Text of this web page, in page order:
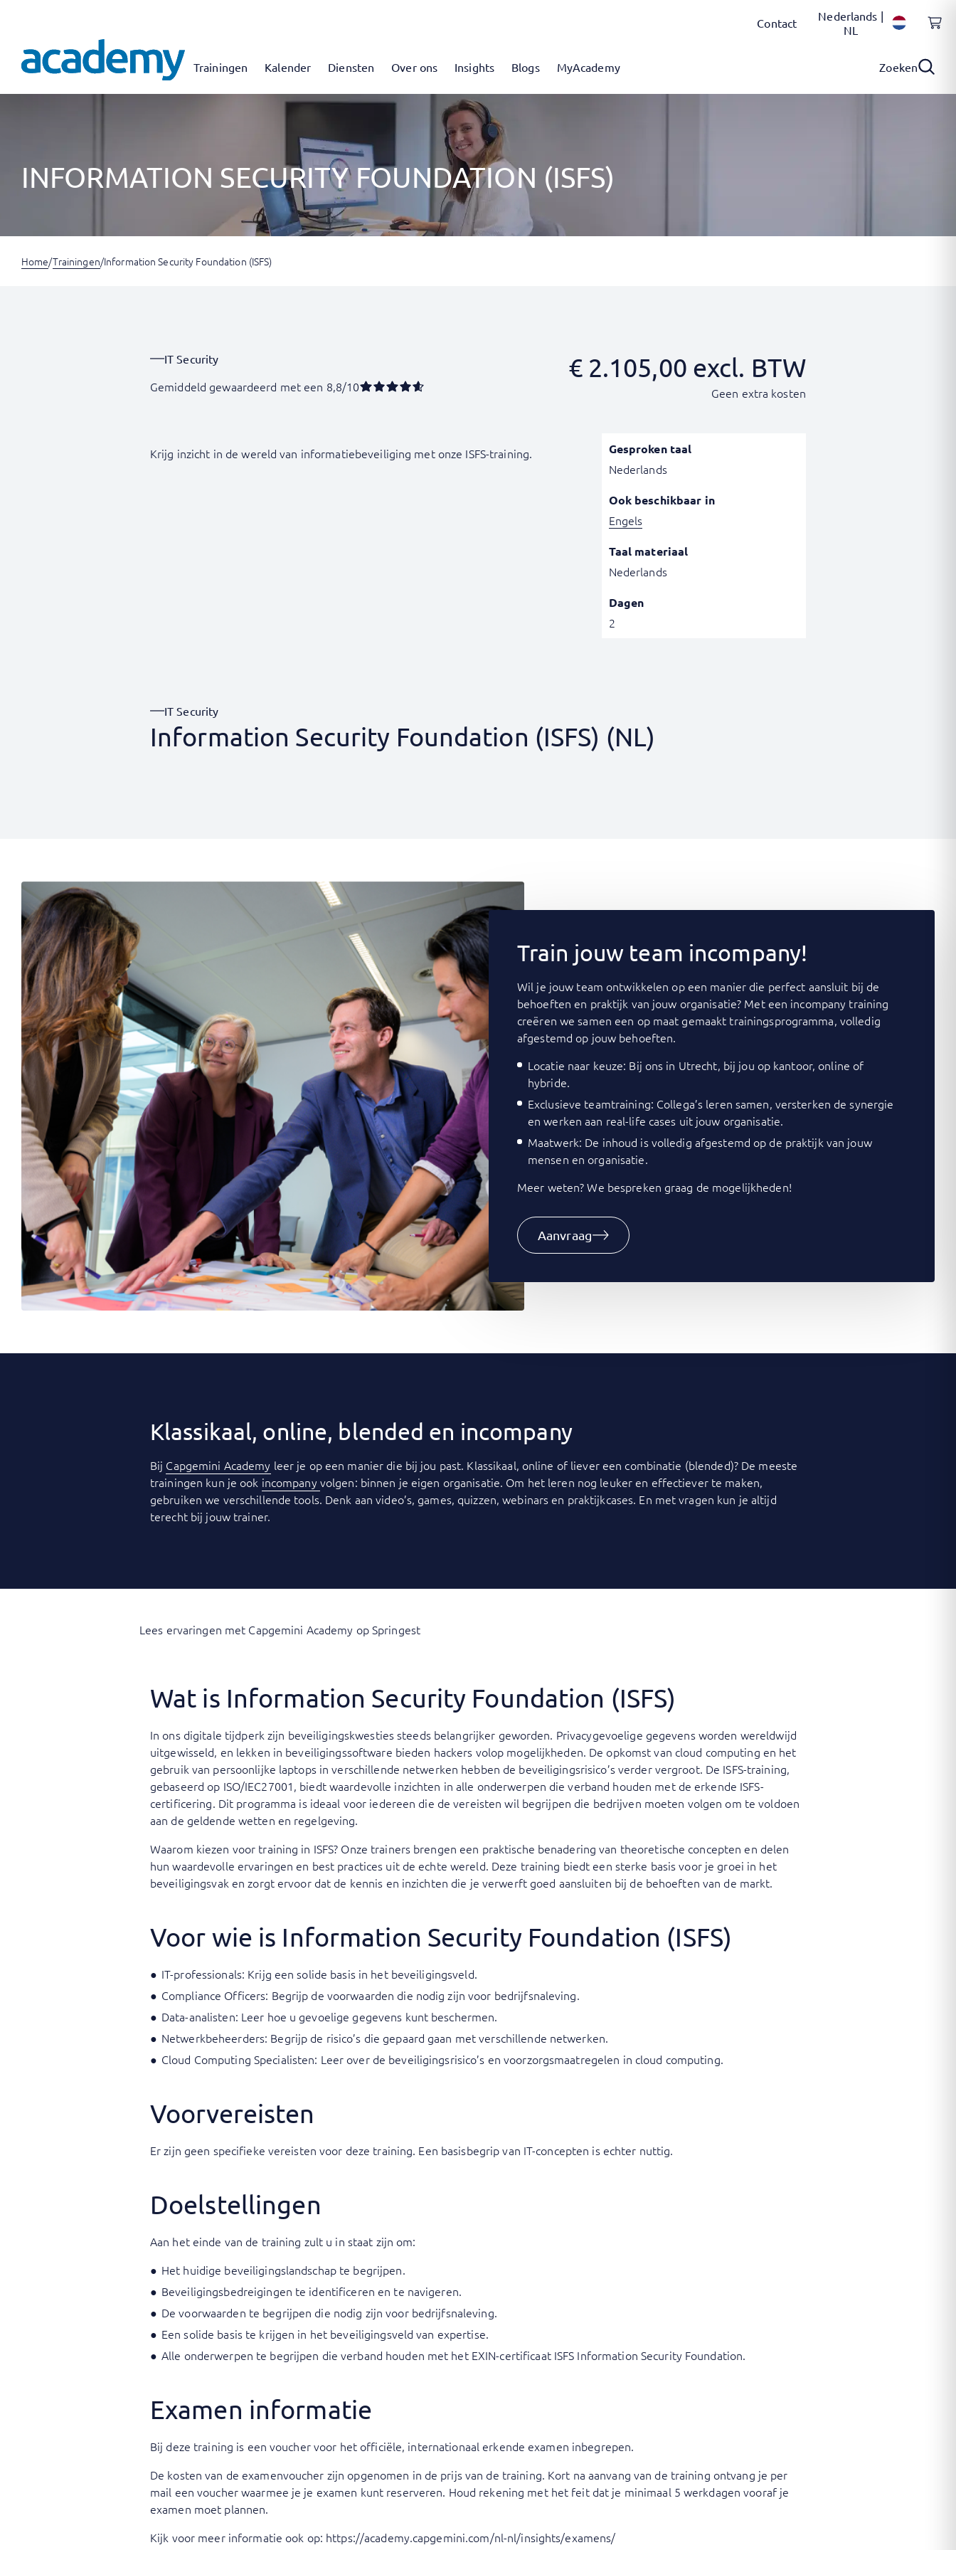
Contact
Nederlands |
NL
Trainingen Kalender Diensten Over ons Insights Blogs MyAcademy Zoeken
INFORMATION SECURITY FOUNDATION (ISFS)
Home/Trainingen/Information Security Foundation (ISFS)
IT Security
Gemiddeld gewaardeerd met een 8,8/10
€2.105,00 excl. BTW
Geen extra kosten
Krijg inzicht in de wereld van informatiebeveiliging met onze ISFS-training. Gesproken taal
Nederlands
Ook beschikbaar in
Engels
Taal materiaal
Nederlands
Dagen
2
IT Security
Information Security Foundation (ISFS) (NL)
Train jouw team incompany!
Wil je jouw team ontwikkelen op een manier die perfect aansluit bij de
behoeften en praktijk van jouw organisatie? Met een incompany training
creëren we samen een op maat gemaakt trainingsprogramma, volledig
afgestemd op jouw behoeften.
Locatie naar keuze: Bij ons in Utrecht, bij jou op kantoor, online of
hybride.
Exclusieve teamtraining: Collega’s leren samen, versterken de synergie
en werken aan real-life cases uit jouw organisatie.
Maatwerk: De inhoud is volledig afgestemd op de praktijk van jouw
mensen en organisatie.
Meer weten? We bespreken graag de mogelijkheden!
Aanvraag
Klassikaal, online, blended en incompany
Bij Capgemini Academy leer je op een manier die bij jou past. Klassikaal, online of liever een combinatie (blended)? De meeste
trainingen kun je ook incompany volgen: binnen je eigen organisatie. Om het leren nog leuker en effectiever te maken,
gebruiken we verschillende tools. Denk aan video’s, games, quizzen, webinars en praktijkcases. En met vragen kun je altijd
terecht bij jouw trainer.
Lees ervaringen met Capgemini Academy op Springest
Wat is Information Security Foundation (ISFS)
In ons digitale tijdperk zijn beveiligingskwesties steeds belangrijker geworden. Privacygevoelige gegevens worden wereldwijd
uitgewisseld, en lekken in beveiligingssoftware bieden hackers volop mogelijkheden. De opkomst van cloud computing en het
gebruik van persoonlijke laptops in verschillende netwerken hebben de beveiligingsrisico’s verder vergroot. De ISFS-training,
gebaseerd op ISO/IEC27001, biedt waardevolle inzichten in alle onderwerpen die verband houden met de erkende ISFS-
certificering. Dit programma is ideaal voor iedereen die de vereisten wil begrijpen die bedrijven moeten volgen om te voldoen
aan de geldende wetten en regelgeving.
Waarom kiezen voor training in ISFS? Onze trainers brengen een praktische benadering van theoretische concepten en delen
hun waardevolle ervaringen en best practices uit de echte wereld. Deze training biedt een sterke basis voor je groei in het
beveiligingsvak en zorgt ervoor dat de kennis en inzichten die je verwerft goed aansluiten bij de behoeften van de markt.
Voor wie is Information Security Foundation (ISFS)
IT-professionals: Krijg een solide basis in het beveiligingsveld.
Compliance Officers: Begrijp de voorwaarden die nodig zijn voor bedrijfsnaleving.
Data-analisten: Leer hoe u gevoelige gegevens kunt beschermen.
Netwerkbeheerders: Begrijp de risico’s die gepaard gaan met verschillende netwerken.
Cloud Computing Specialisten: Leer over de beveiligingsrisico’s en voorzorgsmaatregelen in cloud computing.
Voorvereisten
Er zijn geen specifieke vereisten voor deze training. Een basisbegrip van IT-concepten is echter nuttig.
Doelstellingen
Aan het einde van de training zult u in staat zijn om:
Het huidige beveiligingslandschap te begrijpen.
Beveiligingsbedreigingen te identificeren en te navigeren.
De voorwaarden te begrijpen die nodig zijn voor bedrijfsnaleving.
Een solide basis te krijgen in het beveiligingsveld van expertise.
Alle onderwerpen te begrijpen die verband houden met het EXIN-certificaat ISFS Information Security Foundation.
Examen informatie
Bij deze training is een voucher voor het officiële, internationaal erkende examen inbegrepen.
De kosten van de examenvoucher zijn opgenomen in de prijs van de training. Kort na aanvang van de training ontvang je per
mail een voucher waarmee je je examen kunt reserveren. Houd rekening met het feit dat je minimaal 5 werkdagen vooraf je
examen moet plannen.
Kijk voor meer informatie ook op: https://academy.capgemini.com/nl-nl/insights/examens/